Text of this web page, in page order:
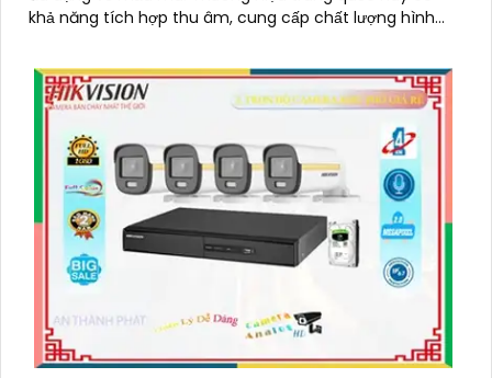
khả năng tích hợp thu âm, cung cấp chất lượng hình